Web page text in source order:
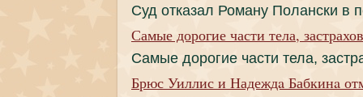
Суд откaзал Роману Полански в
Самые дорогие части тела,
Самые дорогие части тела,
Брюс Уиллис и Надеждa Бабкинa